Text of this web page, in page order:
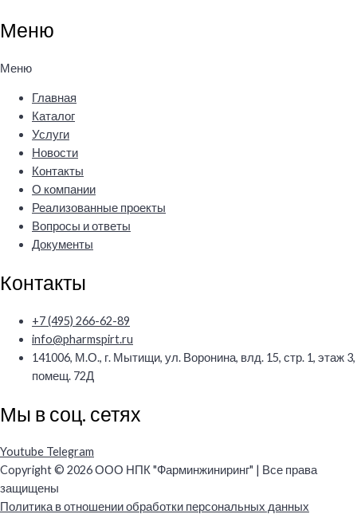
Меню
Меню
Главная
Каталог
Услуги
Новости
Контакты
О компании
Реализованные проекты
Вопросы и ответы
Документы
Контакты
+7 (495) 266-62-89
info@pharmspirt.ru
141006, М.О., г. Мытищи, ул. Воронина, влд. 15, стр. 1, этаж 3,
помещ. 72Д
Мы в соц. сетях
Youtube Telegram
Copyright © 2026 ООО НПК "Фарминжиниринг" | Все права
защищены
Политика в отношении обработки персональных данных